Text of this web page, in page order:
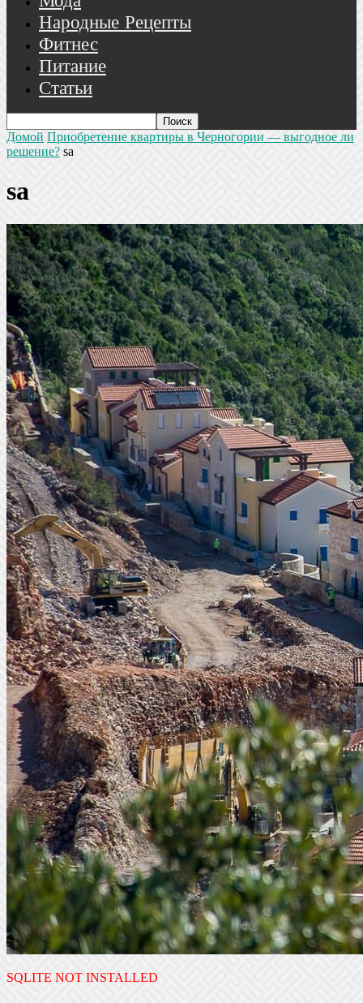
Народные Рецепты
Фитнес
Питание
Статьи
Домой Приобретение квартиры в Черногории — выгодное ли
решение? sa
sa
SQLITE NOT INSTALLED